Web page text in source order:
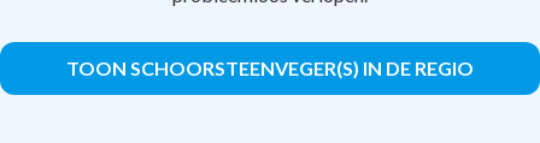
TOON SCHOORSTEENVEGER(S) IN DE REGIO